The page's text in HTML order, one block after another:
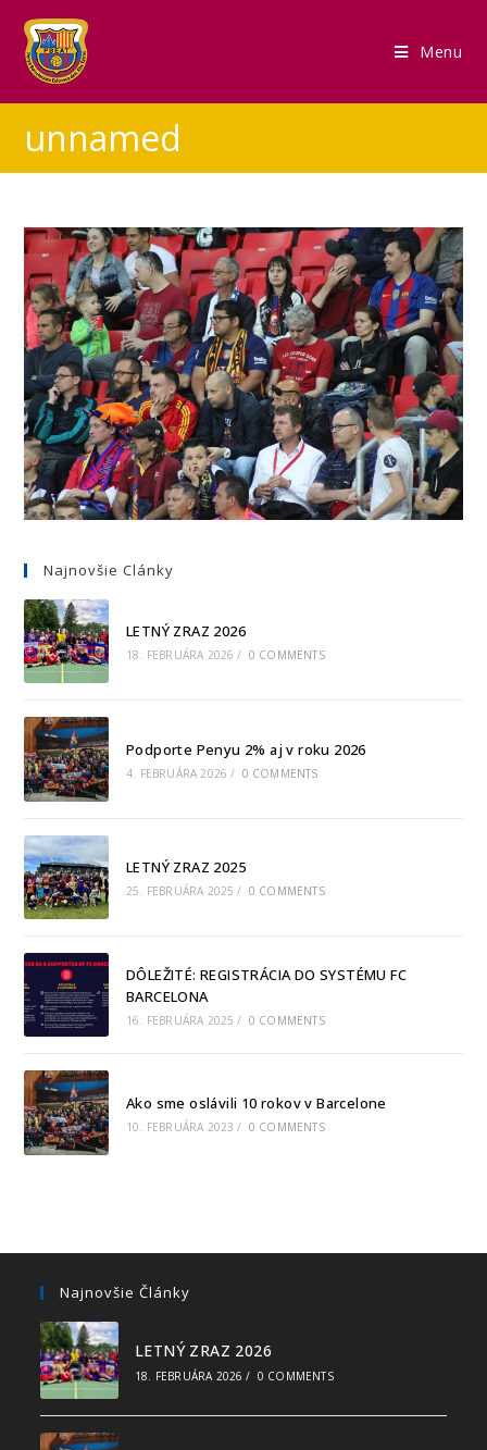
Menu
unnamed
Najnovšie Clánky
LETNÝ ZRAZ 2026
18. FEBRUÁRA 2026 / 0 COMMENTS
Podporte Penyu 2% aj v roku 2026
4. FEBRUÁRA 2026 / 0 COMMENTS
LETNÝ ZRAZ 2025
25. FEBRUÁRA 2025 / 0 COMMENTS
DÔLEŽITÉ: REGISTRÁCIA DO SYSTÉMU FC
BARCELONA
16. FEBRUÁRA 2025 / 0 COMMENTS
Ako sme oslávili 10 rokov v Barcelone
10. FEBRUÁRA 2023 / 0 COMMENTS
Najnovšie Články
LETNÝ ZRAZ 2026
18. FEBRUÁRA 2026 / 0 COMMENTS